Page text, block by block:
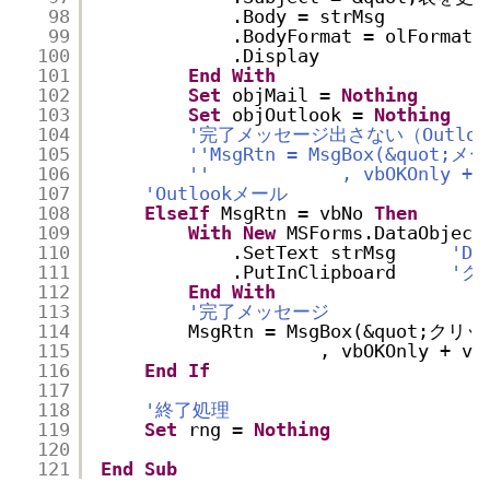
98
99
100
101
102
103
104
105
106
107
108
109
110
111
112
113
114
115
116
117
118
119
120
121
.Body =
.BodyFormat =
.Display
End
With
Set objMail = Nothing
Set objOutlook = Nothing
'完了メッセージ出さない（
''MsgRtn = MsgBox(&quot;メー
''            , vbOKOnly
'Outlookメール
ElseIf MsgRtn = vbNo Then
With New MSForms.DataObject
.SetText strMsg
.PutInClipboard
'ク
End
With
'完了メッセージ
MsgRtn = MsgBox(&quot;クリッ
, vbOKOnly +
End
If
'終了処理
Set
rng = Nothing
End
Sub